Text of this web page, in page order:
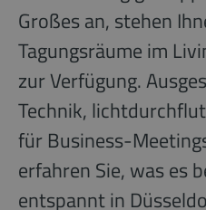
Großes an, stehen
Tagungsräume im
zur Verfügung.
Technik,
für Business-
erfahren Sie, was es
entspannt in